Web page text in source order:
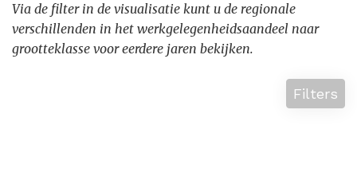
Via de filter in de visualisatie kunt u de regionale
verschillenden in het werkgelegenheidsaandeel naar
grootteklasse voor eerdere jaren bekijken.
Filters